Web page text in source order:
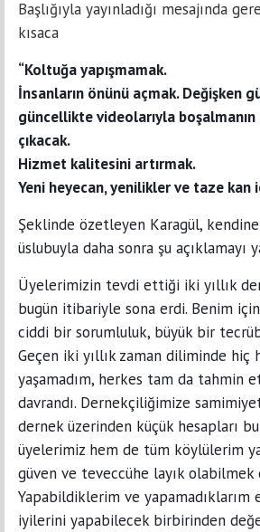
Başlığıyla yayınladığı mesajında
kısaca
“Koltuğa yapışmamak.
İnsanların önünü açmak. Değişken
güncellikte videolarıyla boşalmanın
çıkacak.
Hizmet kalitesini artırmak.
Yeni heyecan, yenilikler ve taze kan
Şeklinde özetleyen Karagül, kendine
üslubuyla daha sonra şu açıklamayı
Üyelerimizin tevdi ettiği iki yıllık
bugün itibariyle sona erdi. Benim
ciddi bir sorumluluk, büyük bir
Geçen iki yıllık zaman diliminde hiç
yaşamadım, herkes tam da tahmin
davrandı. Dernekçiliğimize
dernek üzerinden küçük hesapları
üyelerimiz hem de tüm köylülerim
güven ve teveccühe layık olabilmek
Yapabildiklerim ve yapamadıklarım
iyilerini yapabilecek birbirinden